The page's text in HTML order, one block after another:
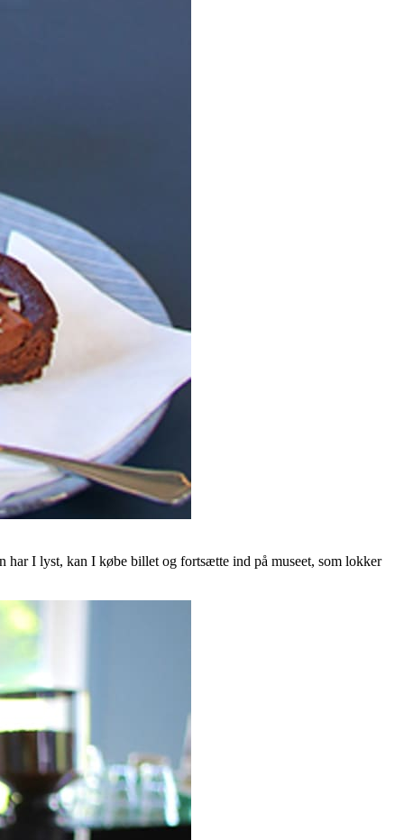
I lyst, kan I købe billet og fortsætte ind på museet, som lokker